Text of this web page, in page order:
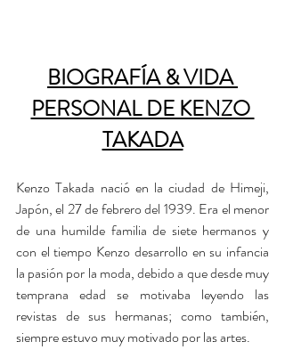
BIOGRAFÍA & VIDA
PERSONAL DE KENZO
TAKADA
Kenzo Takada nació en la ciudad de Himeji,
Japón, el 27 de febrero del 1939. Era el menor
de una humilde familia de siete hermanos y
con el tiempo Kenzo desarrollo en su infancia
la pasión por la moda, debido a que desde muy
temprana edad se motivaba leyendo las
revistas de sus hermanas; como también,
siempre estuvo muy motivado por las artes.